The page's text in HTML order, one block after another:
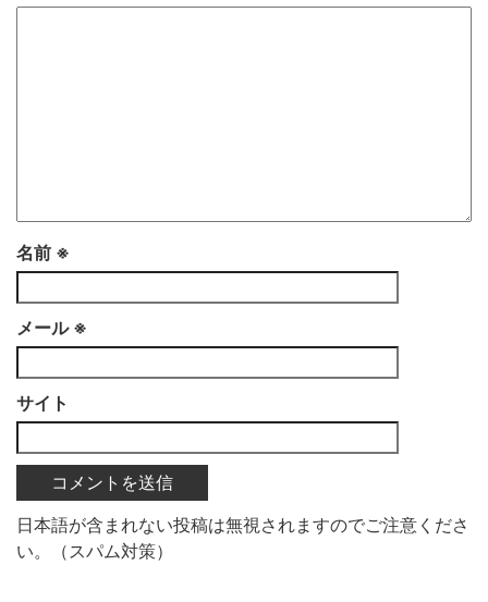
名前 ※
メール ※
サイト
日本語が含まれない投稿は無視されますのでご注意くださ
い。（スパム対策）